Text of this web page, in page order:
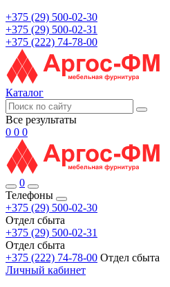
+375 (29) 500-02-30
+375 (29) 500-02-31
+375 (222) 74-78-00
Каталог
Все результаты
0 0 0
0
Телефоны
+375 (29) 500-02-30
Отдел сбыта
+375 (29) 500-02-31
Отдел сбыта
+375 (222) 74-78-00 Отдел сбыта
Личный кабинет